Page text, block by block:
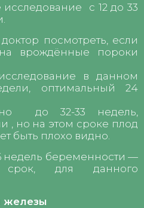
исследование с 12 до 33
посмотреть, если
врождённые пороки
в данном
оптимальный 24
до 32-33 недель,
, но на этом сроке плод
быть плохо видно.
недель беременности —
для данного
железы